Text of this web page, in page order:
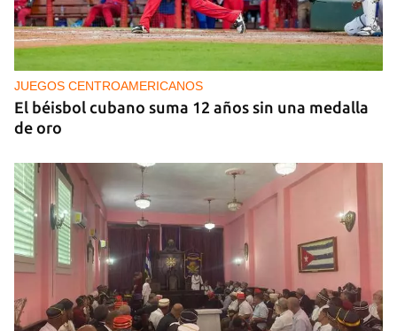
ENTREVISTA
"El sector turístico cubano necesita un
renacimiento con cambios profundos"
JUEGOS CENTROAMERICANOS
El béisbol cubano suma 12 años sin una medalla
de oro